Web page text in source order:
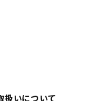
扱いについて